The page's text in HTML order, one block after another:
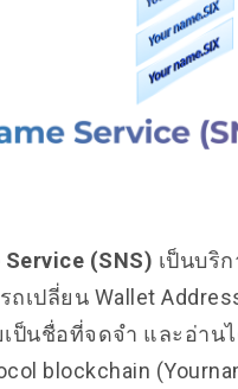
Service (SNS) เป็นบริ
ถเปลี่ยน Wallet
ป็นชื่อที่จดจำ และอ่าน
blockchain